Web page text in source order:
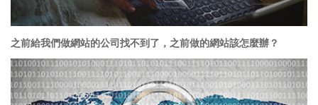
之前給我們做網站的公司找不到了，之前做的網站該怎麼辦？